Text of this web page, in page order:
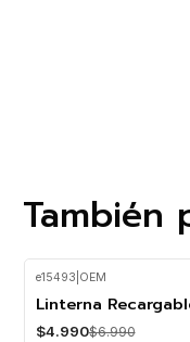
También
OFF
e15493 OEM
Linterna
$4.990$6.990